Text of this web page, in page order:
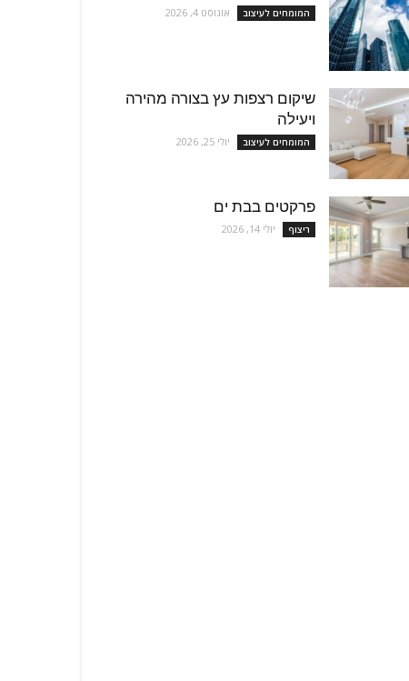
המומחים לעיצוב אוגוסט 4, 2026
שיקום רצפות עץ בצורה מהירה
ויעילה
המומחים לעיצוב יולי 25, 2026
פרקטים בבת ים
ריצוף יולי 14, 2026